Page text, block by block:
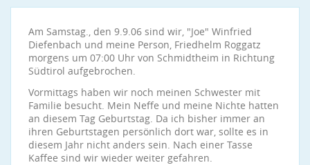
Am Samstag., den 9.9.06 sind wir, "Joe" Winfried
Diefenbach und meine Person, Friedhelm Roggatz
morgens um 07:00 Uhr von Schmidtheim in Richtung
Südtirol aufgebrochen.
Vormittags haben wir noch meinen Schwester mit
Familie besucht. Mein Neffe und meine Nichte hatten
an diesem Tag Geburtstag. Da ich bisher immer an
ihren Geburtstagen persönlich dort war, sollte es in
diesem Jahr nicht anders sein. Nach einer Tasse
Kaffee sind wir wieder weiter gefahren.